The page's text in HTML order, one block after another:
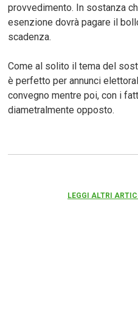
provvedimento. In sostanza
esenzione dovrà pagare il
scadenza.
Come al solito il tema del
è perfetto per annunci
convegno mentre poi, con i
diametralmente opposto.
LEGGI ALTRI